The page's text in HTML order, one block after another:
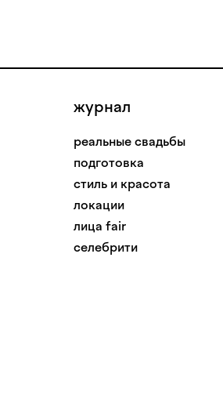
журнал
реальные свадьбы
подготовка
стиль и красота
локации
лица fair
селебрити